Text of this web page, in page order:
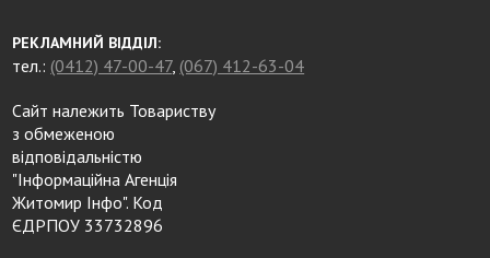
РЕКЛАМНИЙ ВІДДІЛ:
тел.: (0412) 47-00-47, (067) 412-63-04
Сайт належить Товариству
з обмеженою
відповідальністю
"Інформаційна Агенція
Житомир Інфо". Код
ЄДРПОУ 33732896